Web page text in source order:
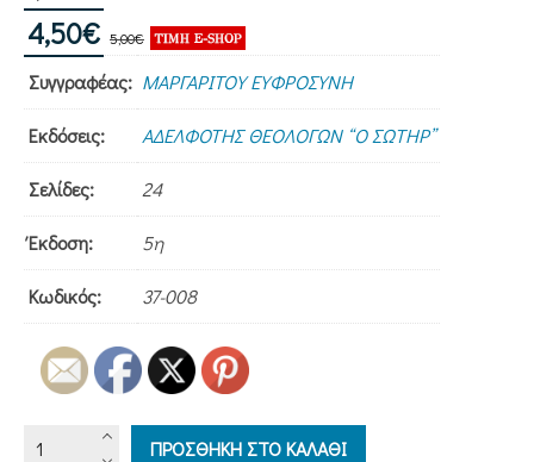
5,00€ Original
price
was:
5,00€.
4,50€ Η
τρέχουσα
τιμή
είναι:
4,50€.
Συγγραφέας: ΜΑΡΓΑΡΙΤΟΥ ΕΥΦΡΟΣΥΝΗ
Εκδόσεις: ΑΔΕΛΦΟΤΗΣ ΘΕΟΛΟΓΩΝ “Ο ΣΩΤΗΡ”
Σελίδες: 24
Έκδοση: 5η
Κωδικός: 37-008
ΤΟ
ΠΡΟΣΘΗΚΗ ΣΤΟ ΚΑΛΑΘΙ